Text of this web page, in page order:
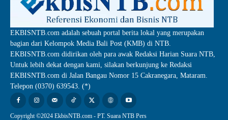
EKBISNTB.com adalah sebuah portal berita lokal yang merupakan
bagian dari Kelompok Media Bali Post (KMB) di NTB.
EKBISNTB.com didirikan oleh para awak Redaksi Harian Suara NTB,
Untuk lebih dekat dengan kami, silakan berkunjung ke Redaksi
EKBISNTB.com di Jalan Bangau Nomor 15 Cakranegara, Mataram.
Telepon (0370) 639543. (*)
Copyright ©2024 EkbisNTB.com - PT. Suara NTB Pers